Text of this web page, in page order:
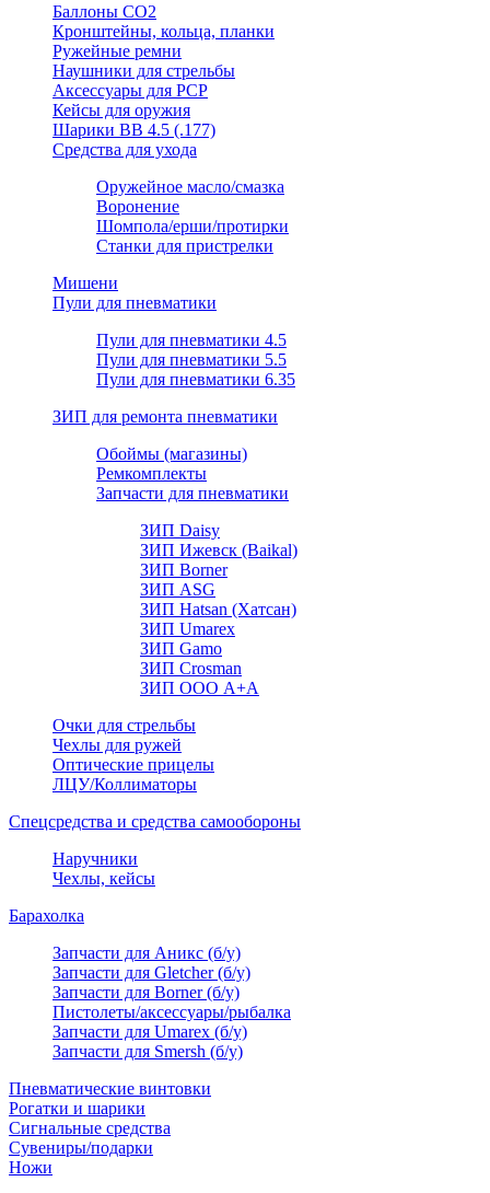
Баллоны СО2
Кронштейны, кольца, планки
Ружейные ремни
Наушники для стрельбы
Аксессуары для PCP
Кейсы для оружия
Шарики ВВ 4.5 (.177)
Средства для ухода
Оружейное масло/смазка
Воронение
Шомпола/ерши/протирки
Станки для пристрелки
Мишени
Пули для пневматики
Пули для пневматики 4.5
Пули для пневматики 5.5
Пули для пневматики 6.35
ЗИП для ремонта пневматики
Обоймы (магазины)
Ремкомплекты
Запчасти для пневматики
ЗИП Daisy
ЗИП Ижевск (Baikal)
ЗИП Borner
ЗИП ASG
ЗИП Hatsan (Хатсан)
ЗИП Umarex
ЗИП Gamo
ЗИП Crosman
ЗИП ООО А+А
Очки для стрельбы
Чехлы для ружей
Оптические прицелы
ЛЦУ/Коллиматоры
Спецсредства и средства самообороны
Наручники
Чехлы, кейсы
Барахолка
Запчасти для Аникс (б/у)
Запчасти для Gletcher (б/у)
Запчасти для Borner (б/у)
Пистолеты/аксессуары/рыбалка
Запчасти для Umarex (б/у)
Запчасти для Smersh (б/у)
Пневматические винтовки
Рогатки и шарики
Сигнальные средства
Сувениры/подарки
Ножи